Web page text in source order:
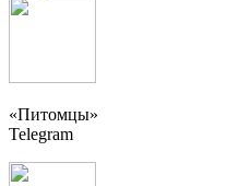
«Питомцы»
Telegram